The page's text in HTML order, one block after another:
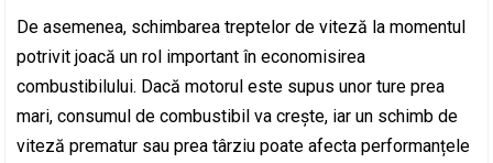
De asemenea, schimbarea treptelor de viteză la momentul
potrivit joacă un rol important în economisirea
combustibilului. Dacă motorul este supus unor ture prea
mari, consumul de combustibil va crește, iar un schimb de
viteză prematur sau prea târziu poate afecta performanțele